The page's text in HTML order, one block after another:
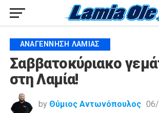
ΑΝΑΓΈΝΝΗΣΗ ΛΑΜΊΑΣ
Σαββατοκύριακο
στη Λαμία!
by Θύμιος Αντωνόπουλος